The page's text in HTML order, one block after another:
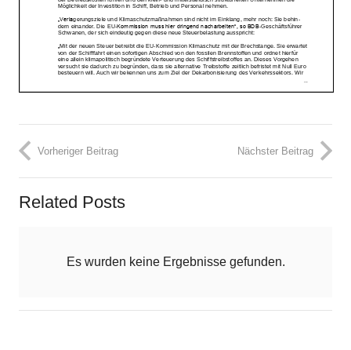
Vorheriger Beitrag Nächster Beitrag
Related Posts
Es wurden keine Ergebnisse gefunden.